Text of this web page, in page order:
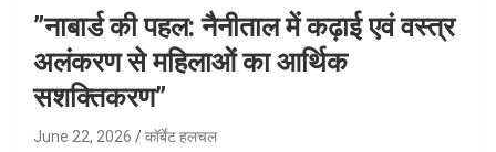
​”नाबार्ड की पहल: नैनीताल में कढ़ाई एवं वस्त्र
अलंकरण से महिलाओं का आर्थिक
सशक्तिकरण”
June 22, 2026 कॉर्बेट हलचल